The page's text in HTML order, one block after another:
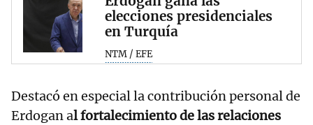
elecciones presidenciales
en Turquía
NTM / EFE
Destacó en especial la contribución personal de
Erdogan al fortalecimiento de las relaciones